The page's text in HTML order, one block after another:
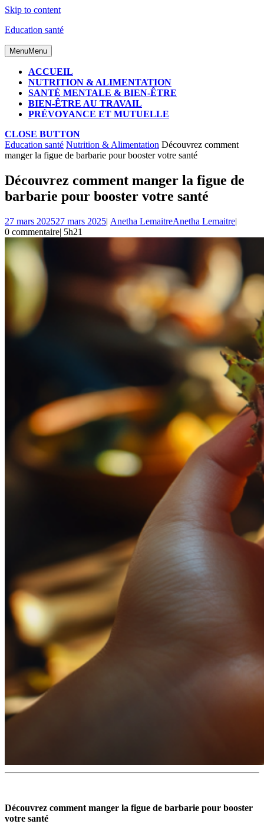
Skip to content
Education santé
MenuMenu
ACCUEIL
NUTRITION & ALIMENTATION
SANTÉ MENTALE & BIEN-ÊTRE
BIEN-ÊTRE AU TRAVAIL
PRÉVOYANCE ET MUTUELLE
CLOSE BUTTON
Education santé Nutrition & Alimentation Découvrez comment
manger la figue de barbarie pour booster votre santé
Découvrez comment manger la figue de
barbarie pour booster votre santé
27 mars 202527 mars 2025| Anetha LemaitreAnetha Lemaitre|
0 commentaire| 5h21
Découvrez comment manger la figue de barbarie pour booster
votre santé